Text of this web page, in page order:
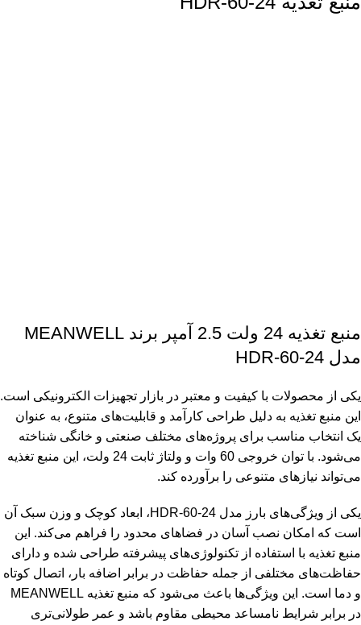
منبع تغذیه
24 ولت 2.5 آمپر برند MEANWELL
مدل HDR-60-24
یکی از محصولات با کیفیت و معتبر در بازار تجهیزات الکترونیکی است.
این منبع تغذیه به دلیل طراحی کارآمد و قابلیت‌های متنوع، به عنوان
یک انتخاب مناسب برای پروژه‌های مختلف صنعتی و خانگی شناخته
می‌شود. با توان خروجی 60 وات و ولتاژ ثابت 24 ولت، این منبع تغذیه
می‌تواند نیازهای متنوعی را برآورده کند.
یکی از ویژگی‌های بارز مدل HDR-60-24، ابعاد کوچک و وزن سبک آن
است که امکان نصب آسان در فضاهای محدود را فراهم می‌کند. این
منبع تغذیه با استفاده از تکنولوژی‌های پیشرفته طراحی شده و دارای
حفاظت‌های مختلفی از جمله حفاظت در برابر اضافه بار، اتصال کوتاه
و دما است. این ویژگی‌ها باعث می‌شود که منبع تغذیه MEANWELL
در برابر شرایط نامساعد محیطی مقاوم باشد و عمر طولانی‌تری